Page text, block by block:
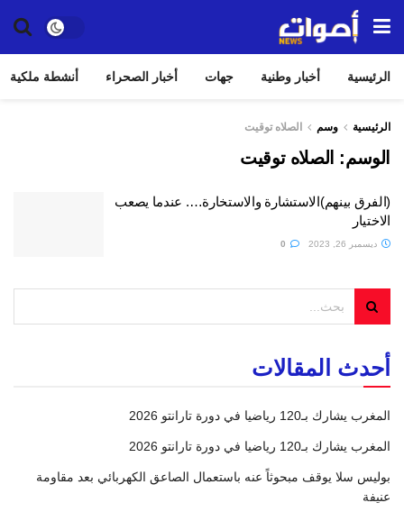
الرئيسية أخبار وطنية جهات أخبار الصحراء أنشطة ملكية
الرئيسية وسم الصلاه توقيت
الوسم: الصلاه توقيت
(الفرق بينهم)الاستشارة والاستخارة…. عندما يصعب
الاختيار
ديسمبر 26, 2023
أحدث المقالات
المغرب يشارك بـ120 رياضيا في دورة تارانتو 2026
المغرب يشارك بـ120 رياضيا في دورة تارانتو 2026
بوليس سلا يوقف مبحوثاً عنه باستعمال الصاعق الكهربائي بعد مقاومة
عنيفة